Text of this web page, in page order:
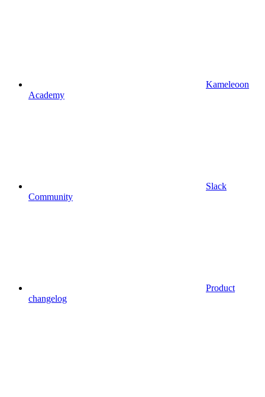
Kameleoon
Academy
Slack
Community
Product
changelog